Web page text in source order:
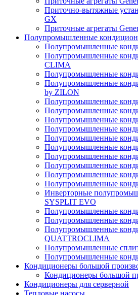
Приточно-вытяжные
GX
Приточные агрегаты
Полупромышленные
Полупромышленные
Полупромышленные
CLIMA
Полупромышленные
Полупромышленные
by ZILON
Полупромышленные
Полупромышленные
Полупромышленные
Полупромышленные
Полупромышленные
Полупромышленные
Полупромышленные
Полупромышленные
Полупромышленные
Полупромышленные
Инверторные
SYSPLIT EVO
Полупромышленные
Полупромышленные
Полупромышленные
QUATTROCLIMA
Полупромышленные
Полупромышленные
Кондиционеры большой
Кондиционеры большой
Кондиционеры для серверной
Тепловые насосы